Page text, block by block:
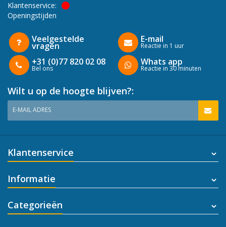
Klantenservice:
Openingstijden
Veelgestelde
vragen
+31 (0)77 820 02 08
Bel ons
E-mail
Reactie in 1 uur
Whats app
Reactie in 30 minuten
Wilt u op de hoogte blijven?:
E-MAIL ADRES
Klantenservice
Informatie
Categorieën